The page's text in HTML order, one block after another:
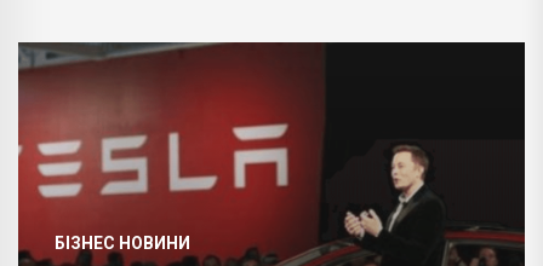
БІЗНЕС НОВИНИ